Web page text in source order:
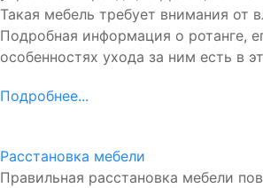
Такая мебель требует внимания от
Подробная информация о ротанге,
особенностях ухода за ним есть в
Подробнее...
Расстановка мебели
Правильная расстановка мебели